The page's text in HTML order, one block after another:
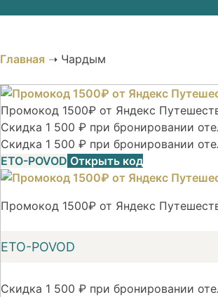
Главная ➝ Чардым
Промокод 1500₽ от Яндекс
Скидка 1 500 ₽ при бронировании
Скидка 1 500 ₽ при бронировании
ETO-POVOD Открыть код
Промокод 1500₽ от Яндекс
ETO-POVOD
Скидка 1 500 ₽ при бронировании